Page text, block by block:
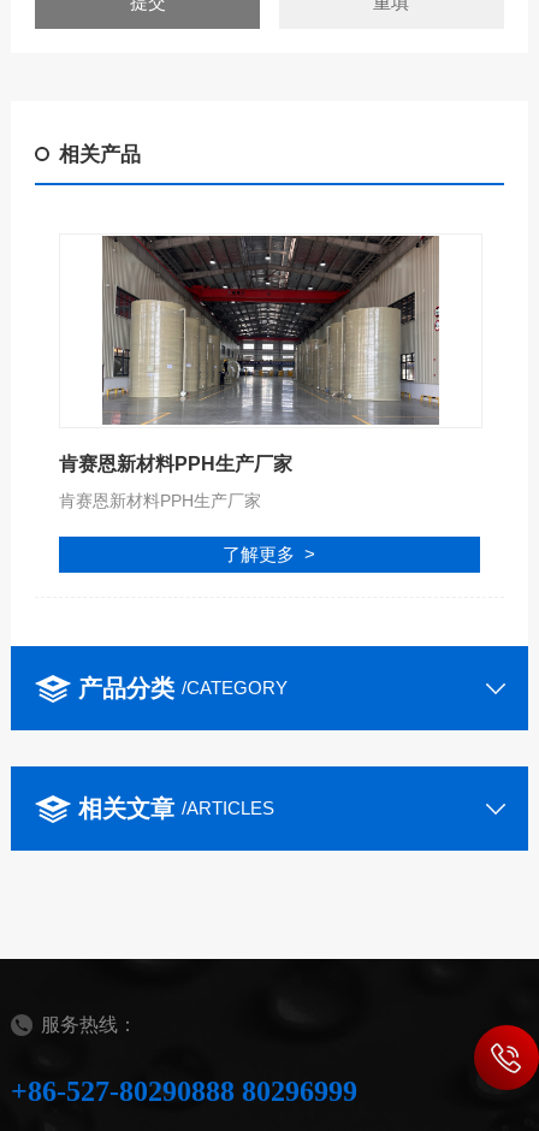
相关产品
肯赛恩新材料PPH生产厂家
肯赛恩新材料PPH生产厂家
了解更多 >
产品分类 /CATEGORY
相关文章 /ARTICLES
服务热线：
+86-527-80290888 80296999